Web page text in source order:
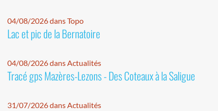
04/08/2026 dans Topo
Lac et pic de la Bernatoire
04/08/2026 dans Actualités
Tracé gps Mazères-Lezons - Des Coteaux à la Saligue
31/07/2026 dans Actualités